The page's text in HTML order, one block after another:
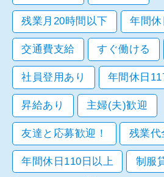
残業月20時間以下 年間
交通費支給 すぐ働ける
社員登用あり 年間休日
昇給あり 主婦(夫)歓迎
友達と応募歓迎！ 残業代
年間休日110日以上 制服